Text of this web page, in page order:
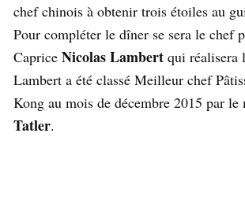
chef chinois à obtenir trois étoiles au
Pour compléter le dîner se sera le chef
Caprice Nicolas Lambert qui réalisera
Lambert a été classé Meilleur chef
Kong au mois de décembre 2015 par le
Tatler.